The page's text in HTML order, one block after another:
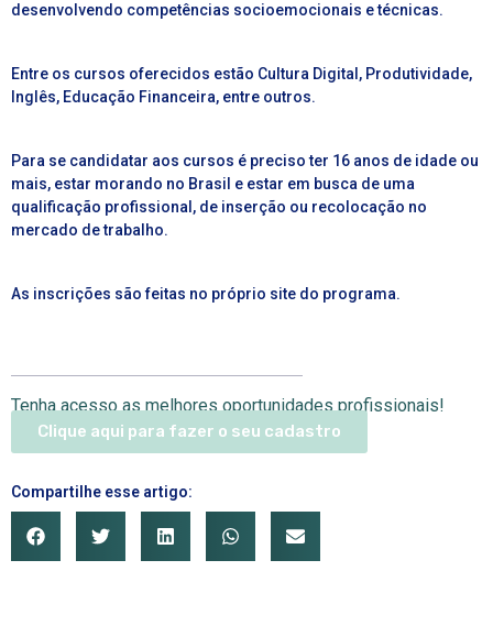
desenvolvendo competências socioemocionais e técnicas.
Entre os cursos oferecidos estão Cultura Digital, Produtividade,
Inglês, Educação Financeira, entre outros.
Para se candidatar aos cursos é preciso ter 16 anos de idade ou
mais, estar morando no Brasil e estar em busca de uma
qualificação profissional, de inserção ou recolocação no
mercado de trabalho.
As inscrições são feitas no próprio site do programa.
Tenha acesso as melhores oportunidades profissionais!
Clique aqui para fazer o seu cadastro
Compartilhe esse artigo: